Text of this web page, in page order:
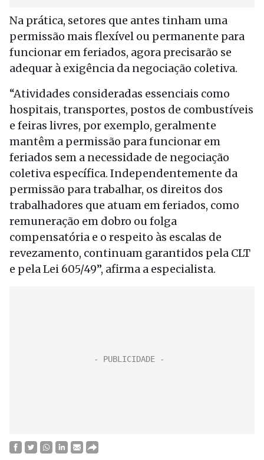
Na prática, setores que antes tinham uma
permissão mais flexível ou permanente para
funcionar em feriados, agora precisarão se
adequar à exigência da negociação coletiva.
“Atividades consideradas essenciais como
hospitais, transportes, postos de combustíveis
e feiras livres, por exemplo, geralmente
mantêm a permissão para funcionar em
feriados sem a necessidade de negociação
coletiva específica. Independentemente da
permissão para trabalhar, os direitos dos
trabalhadores que atuam em feriados, como
remuneração em dobro ou folga
compensatória e o respeito às escalas de
revezamento, continuam garantidos pela CLT
e pela Lei 605/49”, afirma a especialista.